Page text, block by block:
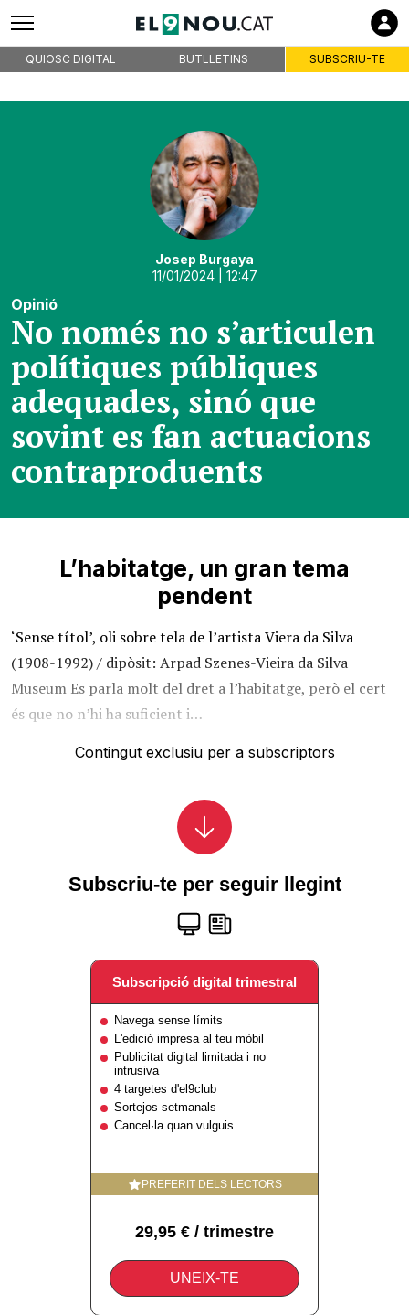
QUIOSC DIGITAL BUTLLETINS SUBSCRIU-TE
Josep Burgaya
11/01/2024| 12:47
Opinió
No només no s’articulen
polítiques públiques
adequades, sinó que
sovint es fan actuacions
contraproduents
L’habitatge, un gran tema
pendent
‘Sense títol’, oli sobre tela de l’artista Viera da Silva
(1908-1992) / dipòsit: Arpad Szenes-Vieira da Silva
Museum Es parla molt del dret a l’habitatge, però el cert
és que no n’hi ha suficient i…
Contingut exclusiu per a subscriptors